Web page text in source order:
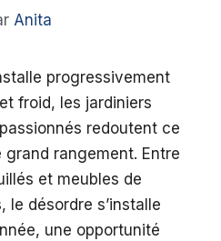
Anita
progressivement
froid, les jardiniers
redoutent ce
rangement. Entre
et meubles de
le désordre s’installe
une opportunité